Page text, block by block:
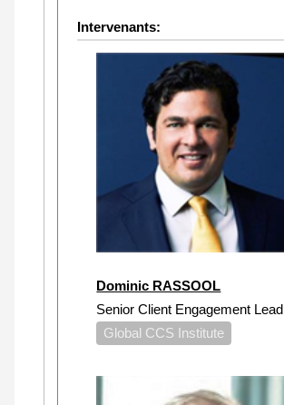
Intervenants:
Dominic RASSOOL
Senior Client Engagement Lead
Global CCS Institute